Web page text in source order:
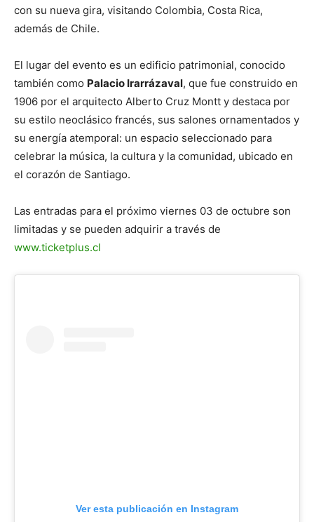
con su nueva gira, visitando Colombia, Costa Rica,
además de Chile.
El lugar del evento es un edificio patrimonial, conocido
también como Palacio Irarrázaval, que fue construido en
1906 por el arquitecto Alberto Cruz Montt y destaca por
su estilo neoclásico francés, sus salones ornamentados y
su energía atemporal: un espacio seleccionado para
celebrar la música, la cultura y la comunidad, ubicado en
el corazón de Santiago.
Las entradas para el próximo viernes 03 de octubre son
limitadas y se pueden adquirir a través de
www.ticketplus.cl
Ver esta publicación en Instagram